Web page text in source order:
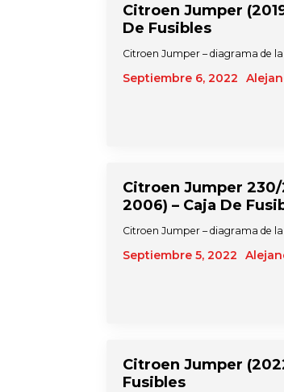
Citroen Jumper
De Fusibles
Septiembre 6, 2022
Citroen Jumper – diagrama de la
Citroen Jumper
2006) – Caja De
Septiembre 5, 2022
Citroen Jumper – diagrama de la
Citroen Jumper
Fusibles